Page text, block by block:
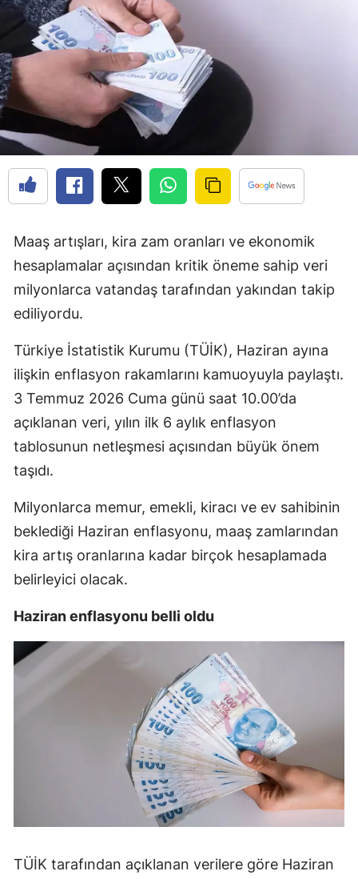
Maaş artışları, kira zam oranları ve ekonomik
hesaplamalar açısından kritik öneme sahip veri
milyonlarca vatandaş tarafından yakından takip
ediliyordu.
Türkiye İstatistik Kurumu (TÜİK), Haziran ayına
ilişkin enflasyon rakamlarını kamuoyuyla paylaştı.
3 Temmuz 2026 Cuma günü saat 10.00’da
açıklanan veri, yılın ilk 6 aylık enflasyon
tablosunun netleşmesi açısından büyük önem
taşıdı.
Milyonlarca memur, emekli, kiracı ve ev sahibinin
beklediği Haziran enflasyonu, maaş zamlarından
kira artış oranlarına kadar birçok hesaplamada
belirleyici olacak.
Haziran enflasyonu belli oldu
TÜİK tarafından açıklanan verilere göre Haziran